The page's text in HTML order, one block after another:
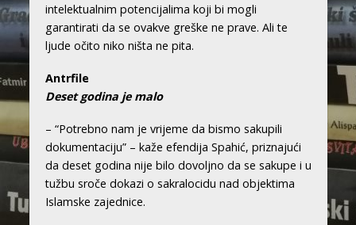
intelektualnim potencijalima koji bi mogli
garantirati da se ovakve greške ne prave. Ali te
ljude očito niko ništa ne pita.
Antrfile
Deset godina je malo
– “Potrebno nam je vrijeme da bismo sakupili
dokumentaciju” – kaže efendija Spahić, priznajući
da deset godina nije bilo dovoljno da se sakupe i u
tužbu sroče dokazi o sakralocidu nad objektima
Islamske zajednice.